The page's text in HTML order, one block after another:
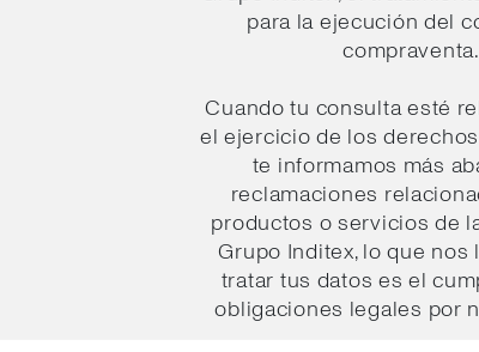
para la ejecución del
compraventa.
Cuando tu consulta esté
el ejercicio de los
te informamos más
reclamaciones
productos o servicios de
Grupo Inditex, lo que nos
tratar tus datos es el
obligaciones legales por